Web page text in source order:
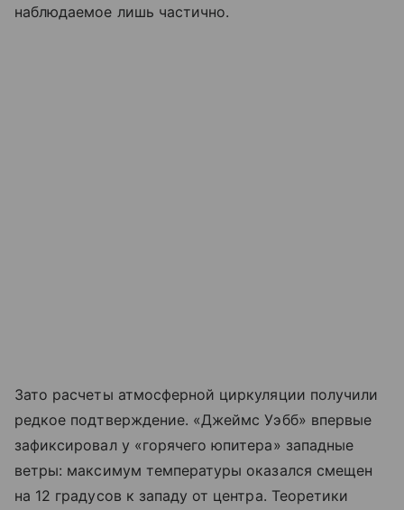
наблюдаемое лишь частично.
Зато расчеты атмосферной циркуляции получили
редкое подтверждение. «Джеймс Уэбб» впервые
зафиксировал у «горячего юпитера» западные
ветры: максимум температуры оказался смещен
на 12 градусов к западу от центра. Теоретики